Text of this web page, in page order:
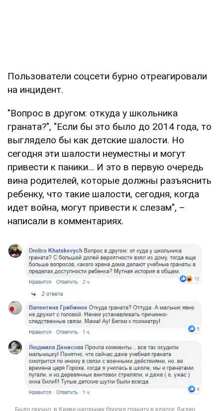
Пользователи соцсети бурно отреагировали
на инцидент.
"Вопрос в другом: откуда у школьника
граната?", "Если бы это было до 2014 года, то
выглядело бы как детские шалости. Но
сегодня эти шалости неуместны и могут
привести к паники... И это в первую очередь
вина родителей, которые должны разъяснить
ребенку, что такие шалости, сегодня, когда
идет война, могут привести к слезам", –
написали в комментариях.